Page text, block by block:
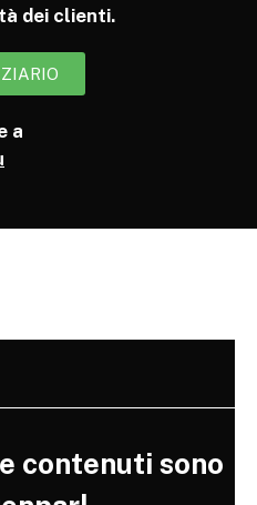
dei clienti.
a
contenuti sono